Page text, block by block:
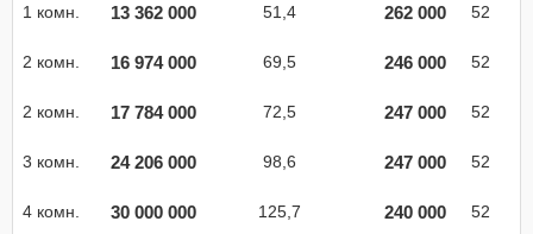
1 комн. 13 362 000 51,4 262 000 52
2 комн. 16 974 000 69,5 246 000 52
2 комн. 17 784 000 72,5 247 000 52
3 комн. 24 206 000 98,6 247 000 52
4 комн. 30 000 000 125,7 240 000 52